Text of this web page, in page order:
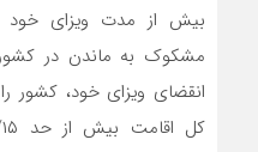
مشکوک به ماندن در
انقضای ویزای خود، کشور